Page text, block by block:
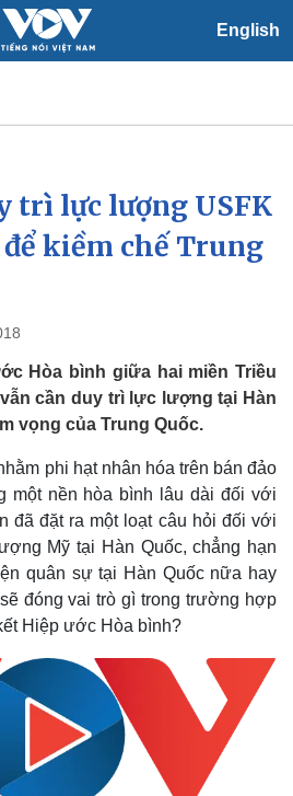
English
Xã hội
Tin 24h
Dự báo thời tiết
trì lực lượng USFK
kiềm chế Trung
Hòa bình giữa hai miền Triều
cần duy trì lực lượng tại Hàn
vọng của Trung Quốc.
phi hạt nhân hóa trên bán đảo
một nền hòa bình lâu dài đối với
đã đặt ra một loạt câu hỏi đối với
Mỹ tại Hàn Quốc, chẳng hạn
quân sự tại Hàn Quốc nữa hay
đóng vai trò gì trong trường hợp
Hiệp ước Hòa bình?